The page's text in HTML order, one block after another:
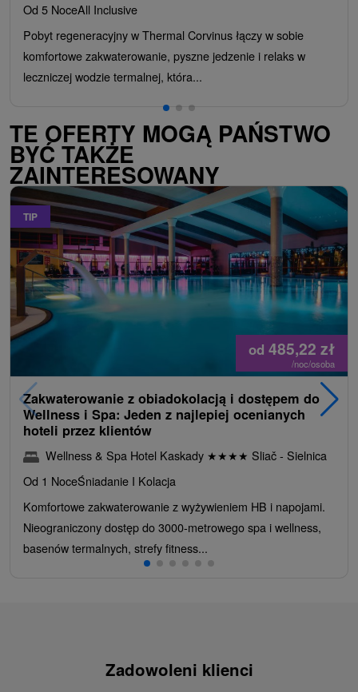
Od 5 NoceAll Inclusive
Pobyt regeneracyjny w Thermal Corvinus łączy w sobie
komfortowe zakwaterowanie, pyszne jedzenie i relaks w
leczniczej wodzie termalnej, która...
TE OFERTY MOGĄ PAŃSTWO
BYĆ TAKŻE
ZAINTERESOWANY
TIP
od 485,22 zł
/noc/osoba
Zakwaterowanie z obiadokolacją i dostępem do
Wellness i Spa: Jeden z najlepiej ocenianych
hoteli przez klientów
Wellness & Spa Hotel Kaskady ★★★★ Sliač - Sielnica
Od 1 NoceŚniadanie I Kolacja
Komfortowe zakwaterowanie z wyżywieniem HB i napojami.
Nieograniczony dostęp do 3000-metrowego spa i wellness,
basenów termalnych, strefy fitness...
Zadowoleni klienci